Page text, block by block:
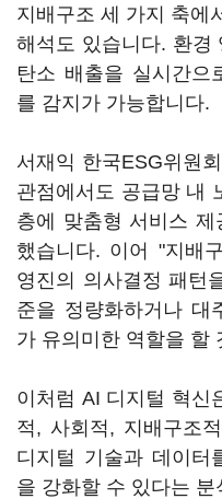
지배구조 세 가지 축에
해석도 있습니다. 환경
탄소 배출을 실시간으
를 감지가 가능합니다.
서재익 한국ESG위원
관점에서도 공급망 내
층에 맞춤형 서비스
했습니다. 이어 "지배
영진의 의사결정 패턴
준을 정량화하거나 대
가 유의미한 역할을 할
이처럼 AI 디지털 혁신
적, 사회적, 지배구조
디지털 기술과 데이터
을 강화할 수 있다는 분